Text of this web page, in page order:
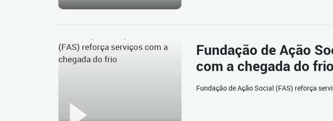
Fundação de Ação
com a chegada do frio
Fundação de Ação Social (FAS) reforça